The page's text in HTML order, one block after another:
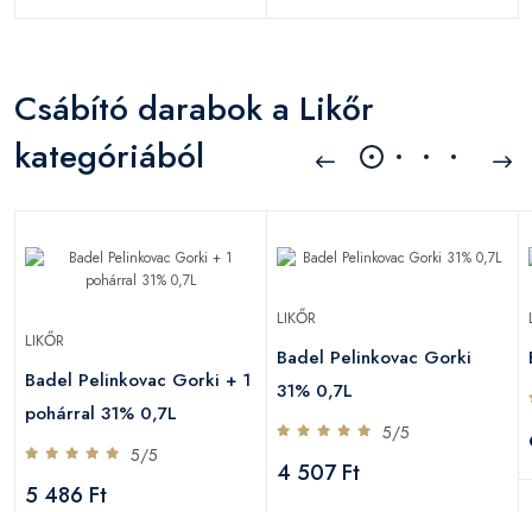
Csábító darabok a Likőr
kategóriából
LIKŐR
Badel Pelinkovac Gorki + 1
pohárral 31% 0,7L
5/5
5 486 Ft
LIKŐR
Badel Pelinkovac Gorki
31% 0,7L
5/5
4 507 Ft